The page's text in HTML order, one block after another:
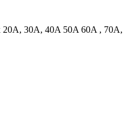
20A, 30A, 40A 50A 60A , 70A,